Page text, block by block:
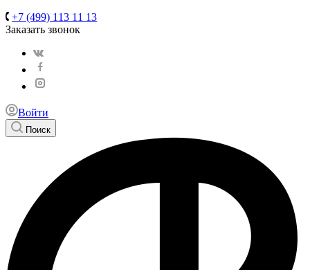
+7 (499) 113 11 13
Заказать звонок
Войти
Поиск